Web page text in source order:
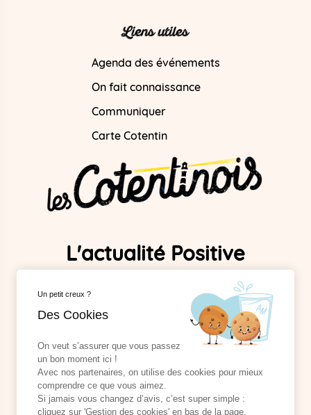
Liens utiles
Agenda des événements
On fait connaissance
Communiquer
Carte Cotentin
L'actualité Positive
Dans Le Cotentin !
Mentions légales
Données personnelles
Cookies
Rejoignez lateamcotentinois !
Un petit creux ?
Des Cookies
On veut s’assurer que vous passez
un bon moment ici !
Avec nos partenaires, on utilise des cookies pour mieux
comprendre ce que vous aimez.
Si jamais vous changez d’avis, c’est super simple :
cliquez sur 'Gestion des cookies' en bas de la page.